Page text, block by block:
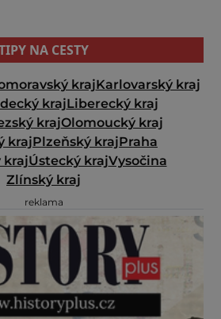
NA CESTY
krajKarlovarský kraj
krajLiberecký kraj
krajOlomoucký kraj
krajPlzeňský krajPraha
krajÚstecký krajVysočina
Zlínský kraj
reklama